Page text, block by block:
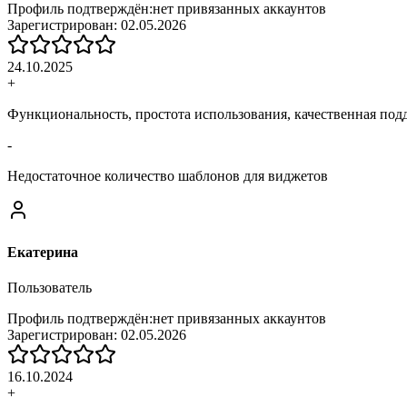
Профиль подтверждён:нет привязанных аккаунтов
Зарегистрирован: 02.05.2026
24.10.2025
+
Функциональность, простота использования, качественная
-
Недостаточное количество шаблонов для виджетов
Екатерина
Пользователь
Профиль подтверждён:нет привязанных аккаунтов
Зарегистрирован: 02.05.2026
16.10.2024
+